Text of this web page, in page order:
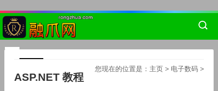
您现在的位置是： 主页 > 电子数码 >
ASP.NET 教程